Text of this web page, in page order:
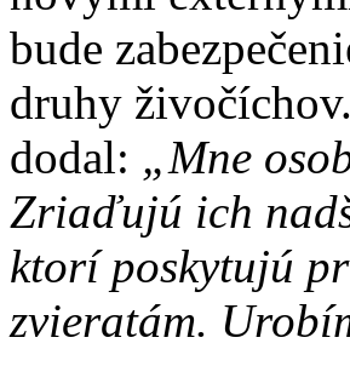
bude
druhy
dodal: „Mne
Zriaďujú ich
ktorí poskytujú
zvieratám.